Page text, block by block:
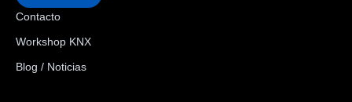
Contacto
Workshop KNX
Blog / Noticias